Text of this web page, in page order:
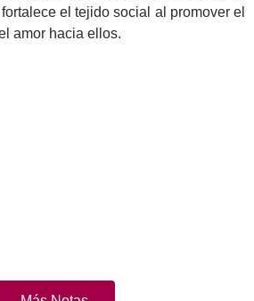
el tejido social al promover el
amor hacia ellos.